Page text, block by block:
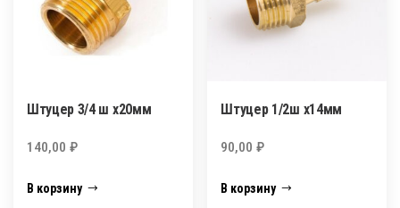
Штуцер 3/4 ш х20мм
140,00 ₽
В корзину
Штуцер 1/2ш х14мм
90,00₽
В корзину